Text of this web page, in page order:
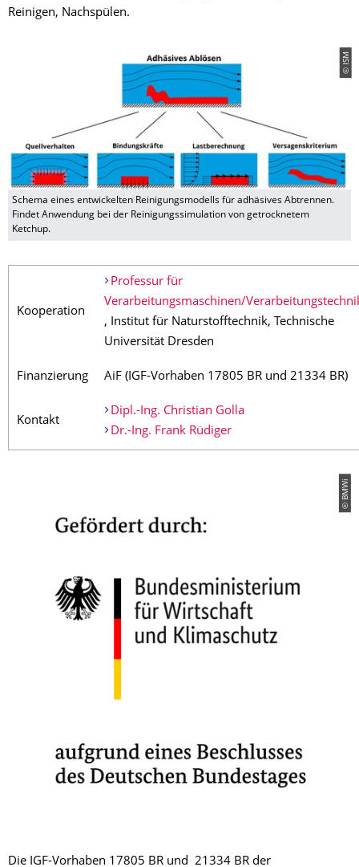
Reinigen, Nachspülen.
© ISM
Schema eines entwickelten Reinigungsmodells für adhäsives Abtrennen.
Findet Anwendung bei der Reinigungssimulation von getrocknetem
Ketchup.
Kooperation
Professur für
Verarbeitungsmaschinen/
, Institut für Naturstofftechnik, Technische
Universität Dresden
Finanzierung AiF (IGF-Vorhaben 17805 BR und 21334 BR)
Kontakt
Dipl.-Ing. Christian Golla
Dr.-Ing. Frank Rüdiger
© BMWi
Die IGF-Vorhaben 17805 BR und 21334 BR der